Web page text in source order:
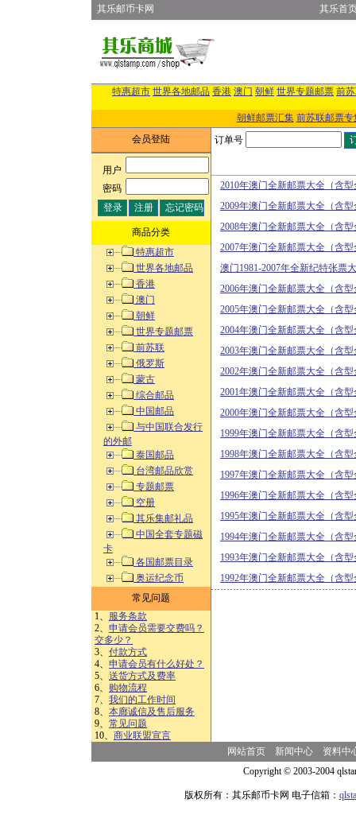
其乐邮币卡网 其乐首
特惠超市 世界各地邮品 香港 澳门 朝鲜 世界专题邮票 前
朝鲜邮票汇集 前苏联邮票专
会员登陆
用户:
密码:
商品分类
特惠超市
世界各地邮品
香港
澳门
朝鲜
世界专题邮票
前苏联
俄罗斯
蒙古
综合邮品
中国邮品
与中国联合发行
的外邮
泰国邮品
台湾邮品欣赏
专题邮票
空册
其乐集邮礼品
中国全套专题磁
卡
各国邮票目录
奥运纪念币
常见问题
1、 服务条款
2、 申请会员需要交费吗？
交多少？
3、 付款方式
4、 申请会员有什么好处？
5、 送货方式及费率
6、 购物流程
7、 我们的工作时间
8、 本廊诚信及售后服务
9、 常见问题
10、 商业联盟宣言
订单号
2010年澳门全新邮票大全（含
2009年澳门全新邮票大全（含
2008年澳门全新邮票大全（含
2007年澳门全新邮票大全（含
澳门1981-2007年全新纪特张票
2006年澳门全新邮票大全（含
2005年澳门全新邮票大全（含
2004年澳门全新邮票大全（含
2003年澳门全新邮票大全（含
2002年澳门全新邮票大全（含
2001年澳门全新邮票大全（含
2000年澳门全新邮票大全（含
1999年澳门全新邮票大全（含
1998年澳门全新邮票大全（含
1997年澳门全新邮票大全（含
1996年澳门全新邮票大全（含
1995年澳门全新邮票大全（含
1994年澳门全新邮票大全（含
1993年澳门全新邮票大全（含
1992年澳门全新邮票大全（含
网站首页 新闻中心
资料中
Copyright © 2003-2004
版权所有：其乐邮币卡网 电子信箱：